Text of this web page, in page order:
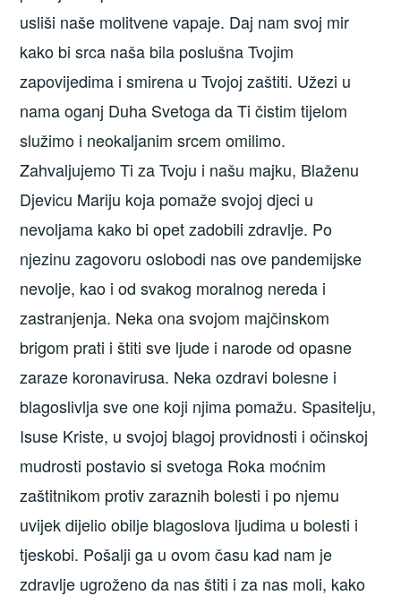
usliši naše molitvene vapaje. Daj nam svoj mir
kako bi srca naša bila poslušna Tvojim
zapovijedima i smirena u Tvojoj zaštiti. Užezi u
nama oganj Duha Svetoga da Ti čistim tijelom
služimo i neokaljanim srcem omilimo.
Zahvaljujemo Ti za Tvoju i našu majku, Blaženu
Djevicu Mariju koja pomaže svojoj djeci u
nevoljama kako bi opet zadobili zdravlje. Po
njezinu zagovoru oslobodi nas ove pandemijske
nevolje, kao i od svakog moralnog nereda i
zastranjenja. Neka ona svojom majčinskom
brigom prati i štiti sve ljude i narode od opasne
zaraze koronavirusa. Neka ozdravi bolesne i
blagoslivlja sve one koji njima pomažu. Spasitelju,
Isuse Kriste, u svojoj blagoj providnosti i očinskoj
mudrosti postavio si svetoga Roka moćnim
zaštitnikom protiv zaraznih bolesti i po njemu
uvijek dijelio obilje blagoslova ljudima u bolesti i
tjeskobi. Pošalji ga u ovom času kad nam je
zdravlje ugroženo da nas štiti i za nas moli, kako